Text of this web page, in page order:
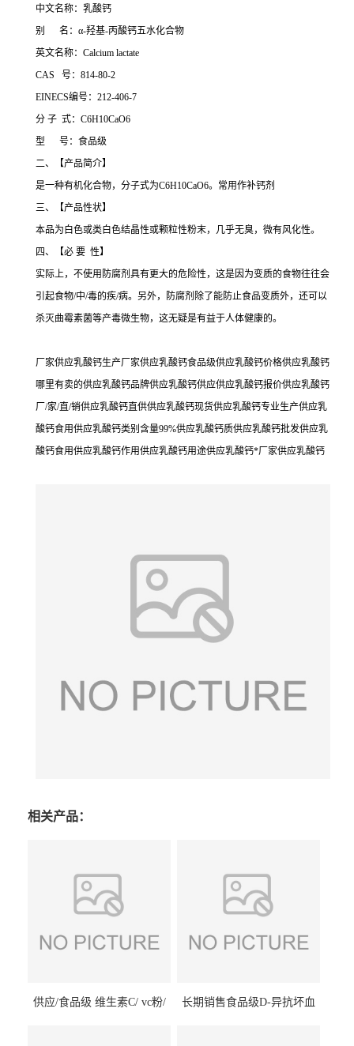
中文名称：乳酸钙
别 名：α-羟基-丙酸钙五水化合物
英文名称：Calcium lactate
CAS 号：814-80-2
EINECS编号：212-406-7
分 子 式：C6H10CaO6
型 号：食品级
二、【产品简介】
是一种有机化合物，分子式为C6H10CaO6。常用作补钙剂
三、【产品性状】
本品为白色或类白色结晶性或颗粒性粉末，几乎无臭，微有风化性。
四、【必 要 性】
实际上，不使用防腐剂具有更大的危险性，这是因为变质的食物往往会
引起食物/中/毒的疾/病。另外，防腐剂除了能防止食品变质外，还可以
杀灭曲霉素菌等产毒微生物，这无疑是有益于人体健康的。
厂家供应乳酸钙生产厂家供应乳酸钙食品级供应乳酸钙价格供应乳酸钙
哪里有卖的供应乳酸钙品牌供应乳酸钙供应供应乳酸钙报价供应乳酸钙
厂/家/直/销供应乳酸钙直供供应乳酸钙现货供应乳酸钙专业生产供应乳
酸钙食用供应乳酸钙类别含量99%供应乳酸钙质供应乳酸钙批发供应乳
酸钙食用供应乳酸钙作用供应乳酸钙用途供应乳酸钙*厂家供应乳酸钙
相关产品：
供应/食品级 维生素C/ vc粉/
长期销售食品级D-异抗坏血